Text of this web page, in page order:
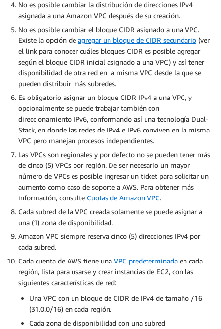
No es posible cambiar la distribución de direcciones IPv4
asignada a una Amazon VPC después de su creación.
No es posible cambiar el bloque CIDR asignado a una VPC.
Existe la opción de agregar un bloque de CIDR secundario (ver
el link para conocer cuáles bloques CIDR es posible agregar
según el bloque CIDR inicial asignado a una VPC) y así tener
disponibilidad de otra red en la misma VPC desde la que se
pueden distribuir más subredes.
Es obligatorio asignar un bloque CIDR IPv4 a una VPC, y
opcionalmente se puede trabajar también con
direccionamiento IPv6, conformando así una tecnología Dual-
Stack, en donde las redes de IPv4 e IPv6 conviven en la misma
VPC pero manejan procesos independientes.
Las VPCs son regionales y por defecto no se pueden tener más
de cinco (5) VPCs por región. De ser necesario un mayor
número de VPCs es posible ingresar un ticket para solicitar un
aumento como caso de soporte a AWS. Para obtener más
información, consulte Cuotas de Amazon VPC.
Cada subred de la VPC creada solamente se puede asignar a
una (1) zona de disponibilidad.
Amazon VPC siempre reserva cinco (5) direcciones IPv4 por
cada subred.
Cada cuenta de AWS tiene una VPC predeterminada en cada
región, lista para usarse y crear instancias de EC2, con las
siguientes características de red:
Una VPC con un bloque de CIDR de IPv4 de tamaño /16
(31.0.0/16) en cada región.
Cada zona de disponibilidad con una subred